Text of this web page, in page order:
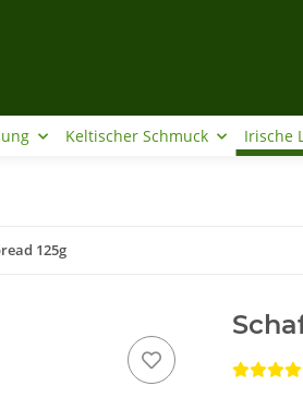
Keltischer Schmuck Irische
125g